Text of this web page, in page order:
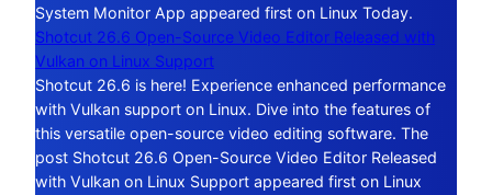
System Monitor App appeared first on Linux Today.
Shotcut 26.6 Open-Source Video Editor Released with
Vulkan on Linux Support
Shotcut 26.6 is here! Experience enhanced performance
with Vulkan support on Linux. Dive into the features of
this versatile open-source video editing software. The
post Shotcut 26.6 Open-Source Video Editor Released
with Vulkan on Linux Support appeared first on Linux